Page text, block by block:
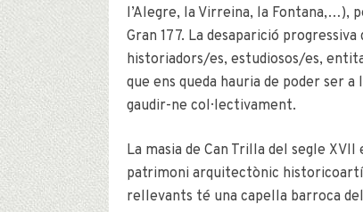
l’Alegre, la Virreina, la Fontana,…),
Gran 177. La desaparició
historiadors/es, estudiosos/es,
que ens queda hauria de poder ser
gaudir-ne col·lectivament.
La masia de Can Trilla del segle
patrimoni arquitectònic
rellevants té una capella barroca